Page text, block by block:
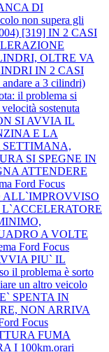
DI
non supera gli
[319] IN 2 CASI
OLTRE VA
IN 2 CASI
a 3 cilindri)
il problema si
sostenuta
SI AVVIA IL
E LA
SETTIMANA,
SI SPEGNE IN
ATTENDERE
Ford Focus
ALL`IMPROVVISO
A VOLTE
Ford Focus
PIU` IL
il problema è sorto
un altro veicolo
SPENTA IN
NON ARRIVA
Focus
FUMA
I 100km.orari